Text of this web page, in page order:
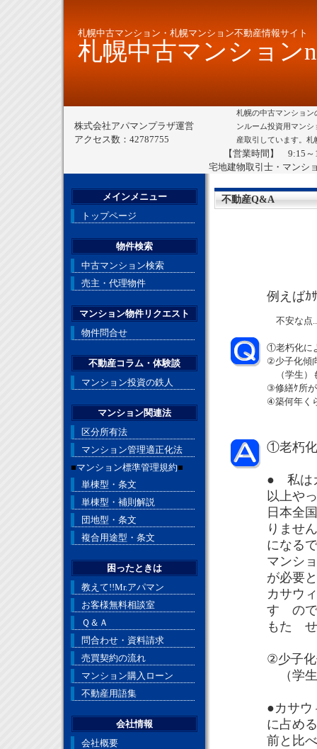
札幌中古マンション・札幌マンション不動産情報サイト
札幌中古マンション
株式会社アパマンプラザ運営
アクセス数：42787755
札幌の中古マンショ
ンルーム投資用マン
産取引しています。
【営業時間】 9:15
宅地建物取引士・マンシ
不動産Q&A
例えばｶ
不安な点
①老朽化に
②少子化傾
（学生）
③修繕ｹ所
④築何年く
①老朽化
● 私は
以上や
日本全
りませ
になる
マンシ
が必要
カサウ
す ので
もた せ
②少子化
（学生
●カサウ
に占め
前と比
メインメニュー
トップページ
物件検索
中古マンション検索
売主・代理物件
マンション物件リクエスト
物件問合せ
不動産コラム・体験談
マンション投資の鉄人
マンション関連法
区分所有法
マンション管理適正化法
■マンション標準管理規約■
単棟型・条文
単棟型・補則解説
団地型・条文
複合用途型・条文
困ったときは
教えて!!Mr.アパマン
お客様無料相談室
Ｑ＆Ａ
問合わせ・資料請求
売買契約の流れ
マンション購入ローン
不動産用語集
会社情報
会社概要